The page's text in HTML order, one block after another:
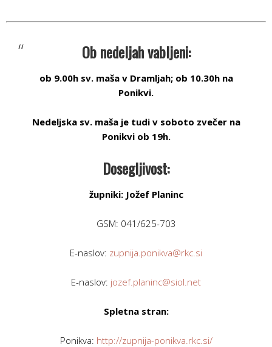
Ob nedeljah vabljeni:
ob 9.00h sv. maša v Dramljah; ob 10.30h na
Ponikvi.
Nedeljska sv. maša je tudi v soboto zvečer na
Ponikvi ob 19h.
Dosegljivost:
župniki: Jožef Planinc
GSM: 041/625-703
E-naslov: zupnija.ponikva@rkc.si
E-naslov: jozef.planinc@siol.net
Spletna stran:
Ponikva: http://zupnija-ponikva.rkc.si/